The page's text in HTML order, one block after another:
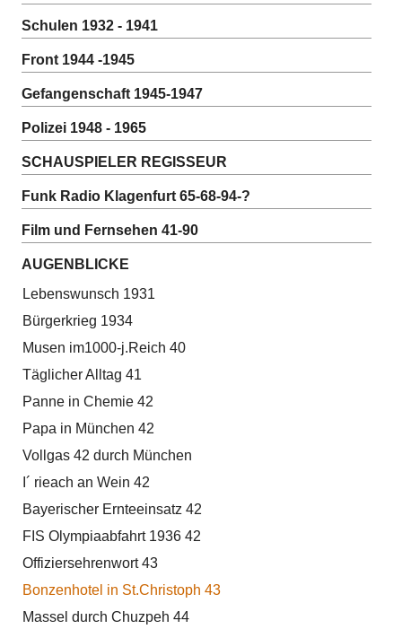
Schulen 1932 - 1941
Front 1944 -1945
Gefangenschaft 1945-1947
Polizei 1948 - 1965
SCHAUSPIELER REGISSEUR
Funk Radio Klagenfurt 65-68-94-?
Film und Fernsehen 41-90
AUGENBLICKE
Lebenswunsch 1931
Bürgerkrieg 1934
Musen im1000-j.Reich 40
Täglicher Alltag 41
Panne in Chemie 42
Papa in München 42
Vollgas 42 durch München
I´ rieach an Wein 42
Bayerischer Ernteeinsatz 42
FIS Olympiaabfahrt 1936 42
Offiziersehrenwort 43
Bonzenhotel in St.Christoph 43
Massel durch Chuzpeh 44